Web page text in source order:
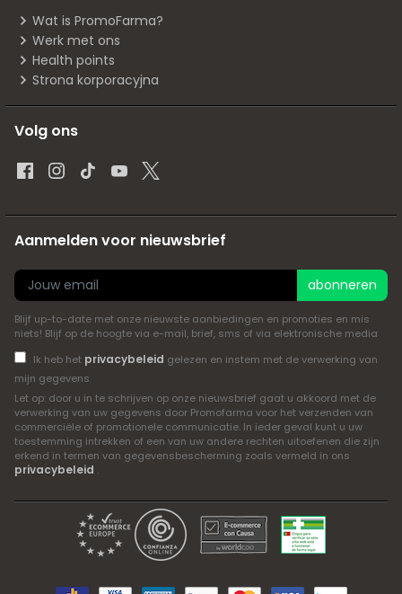
Wat is PromoFarma?
Werk met ons
Health points
Strona korporacyjna
Volg ons
Aanmelden voor nieuwsbrief
abonneren
Blijf up-to-date met onze nieuwste aanbiedingen en promoties en mis
niets! Blijf op de hoogte via e-mail, brief, sms of via elektronische media
Ik heb het privacybeleid gelezen en instem met de verwerking van
mijn gegevens
Let op: door u in te schrijven op onze nieuwsbrief gaat u akkoord met de
verwerking van uw gegevens door Promofarma voor het verzenden van
commerciële of promotionele communicatie. In ieder geval kunt u uw
toestemming intrekken of een van uw andere rechten uitoefenen die zijn
erkend in termen van gegevensbescherming zoals vermeld in ons
privacybeleid .